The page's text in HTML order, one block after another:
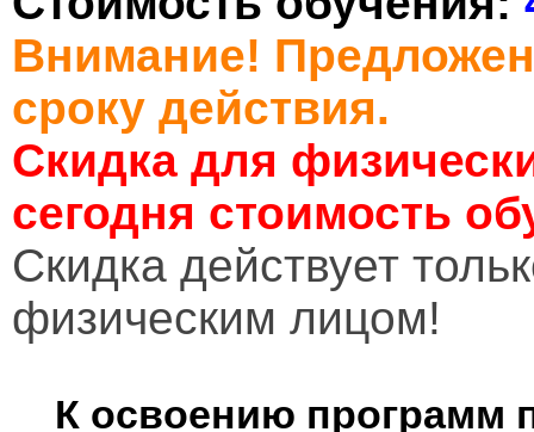
Внимание!
сроку действия.
Скидка для
сегодня стоимость
Cкидка действует
физическим лицом!
К освоению программ